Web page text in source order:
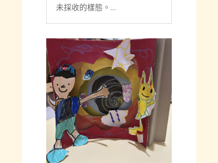
未採收的樣態。…